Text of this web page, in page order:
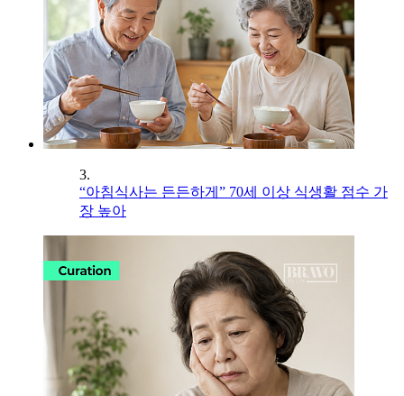
3.
“아침식사는 든든하게” 70세 이상 식생활 점수 가
장 높아